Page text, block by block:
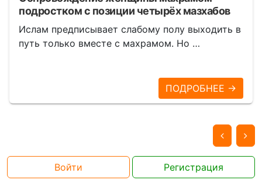
подростком с позиции четырёх мазхабов
Ислам предписывает слабому полу выходить в
путь только вместе с махрамом. Но …
ПОДРОБНЕЕ →
Войти Регистрация